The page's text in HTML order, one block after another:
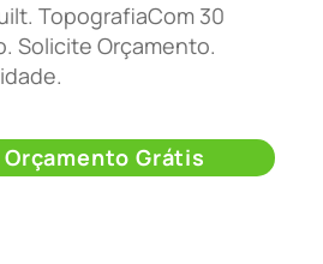
TopografiaCom 30
Solicite Orçamento.
Grátis